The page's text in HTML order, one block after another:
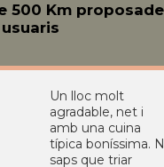
500 Km
Un lloc molt
agradable, net i
amb una cuina
típica boníssima.
saps que triar